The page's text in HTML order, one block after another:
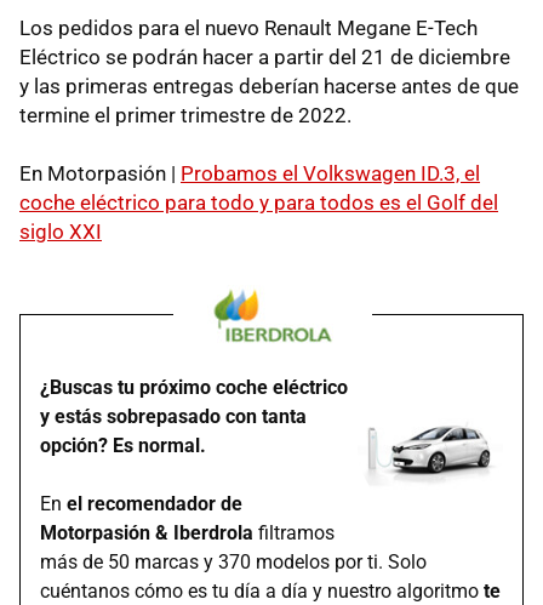
Los pedidos para el nuevo Renault Megane E-Tech
Eléctrico se podrán hacer a partir del 21 de diciembre
y las primeras entregas deberían hacerse antes de que
termine el primer trimestre de 2022.
En Motorpasión | Probamos el Volkswagen ID.3, el
coche eléctrico para todo y para todos es el Golf del
siglo XXI
¿Buscas tu próximo coche eléctrico
y estás sobrepasado con tanta
opción? Es normal.
En el recomendador de
Motorpasión & Iberdrola filtramos
más de 50 marcas y 370 modelos por ti. Solo
cuéntanos cómo es tu día a día y nuestro algoritmo te